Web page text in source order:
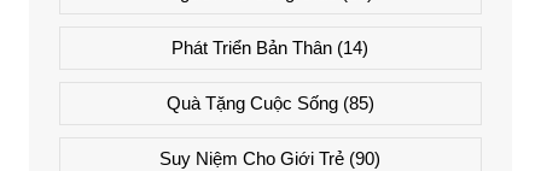
Phát Triển Bản Thân (14)
Quà Tặng Cuộc Sống(85)
Suy Niệm Cho Giới Trẻ (90)